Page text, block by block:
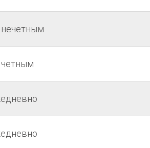
нечетным
четным